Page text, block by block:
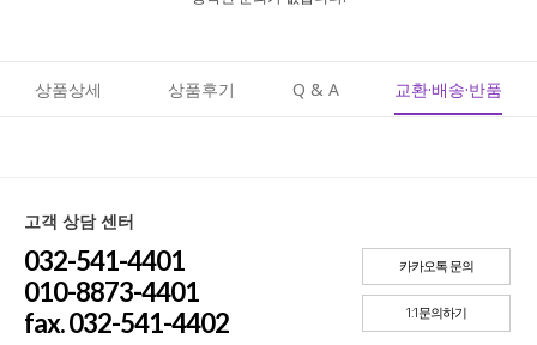
상품상세 상품후기 Q & A 교환·배송·반품
고객 상담 센터
032-541-4401
010-8873-4401
fax. 032-541-4402
카카오톡 문의
1:1문의하기